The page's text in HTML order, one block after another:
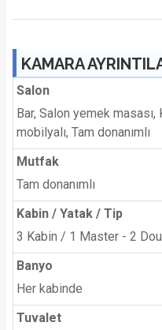
KAMARA
Salon
Bar, Salon yemek
mobilyalı, Tam donanımlı
Mutfak
Tam donanımlı
Kabin / Yatak / Tip
3 Kabin / 1 Master - 2
Banyo
Her kabinde
Tuvalet